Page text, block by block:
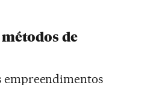
de
empreendimentos